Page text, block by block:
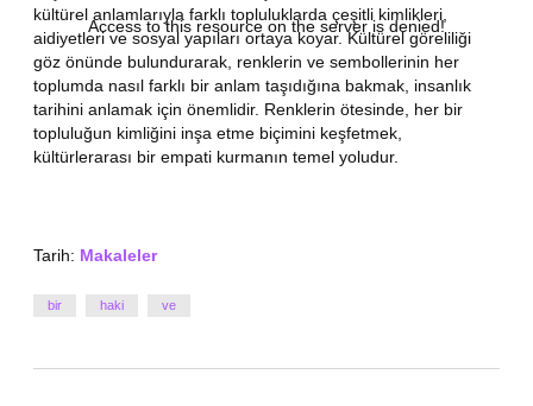
kültürel anlamlarıyla farklı topluluklarda çeşitli kimlikleri,
aidiyetleri ve sosyal yapıları ortaya koyar. Kültürel göreliliği
göz önünde bulundurarak, renklerin ve sembollerinin her
toplumda nasıl farklı bir anlam taşıdığına bakmak, insanlık
tarihini anlamak için önemlidir. Renklerin ötesinde, her bir
topluluğun kimliğini inşa etme biçimini keşfetmek,
kültürlerarası bir empati kurmanın temel yoludur.
Tarih: Makaleler
bir haki ve
Access to this resource on the server is denied!